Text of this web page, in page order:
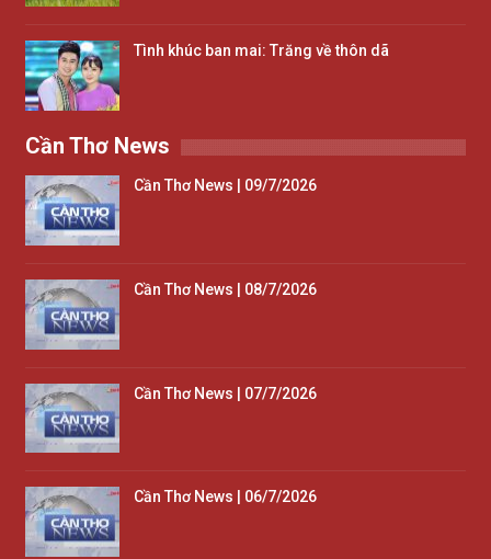
Tình khúc ban mai: Trăng về thôn dã
Cần Thơ News
Cần Thơ News | 09/7/2026
Cần Thơ News | 08/7/2026
Cần Thơ News | 07/7/2026
Cần Thơ News | 06/7/2026